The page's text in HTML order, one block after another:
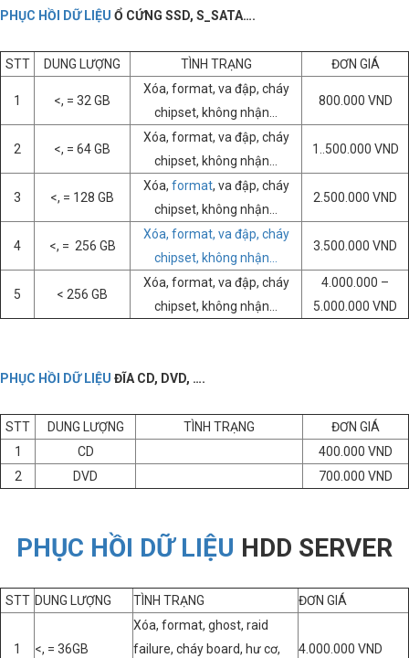
PHỤC HỒI DỮ LIỆU Ổ CỨNG SSD, S_SATA….
STT DUNG LƯỢNG TÌNH TRẠNG ĐƠN GIÁ
1 <, = 32 GB
Xóa, format, va đập, cháy
chipset, không nhận…
800.000 VND
2 <, = 64 GB
Xóa, format, va đập, cháy
chipset, không nhận…
1..500.000 VND
3 <, = 128 GB
Xóa, format, va đập, cháy
chipset, không nhận…
2.500.000 VND
4 <, = 256 GB
Xóa, format, va đập, cháy
chipset, không nhận…
3.500.000 VND
5 < 256 GB
Xóa, format, va đập, cháy
chipset, không nhận…
4.000.000 –
5.000.000 VND
PHỤC HỒI DỮ LIỆU ĐĨA CD, DVD, ….
STT DUNG LƯỢNG TÌNH TRẠNG
ĐƠN GIÁ
1
CD
400.000 VND
2
DVD 700.000 VND
PHỤC HỒI DỮ LIỆU HDD SERVER
STT DUNG LƯỢNG TÌNH TRẠNG ĐƠN GIÁ
1 <, = 36GB
Xóa, format, ghost, raid
failure, cháy board, hư cơ,
4.000.000 VND